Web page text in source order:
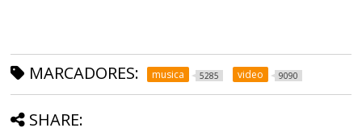
MARCADORES: musica 5285 video 9090
SHARE: